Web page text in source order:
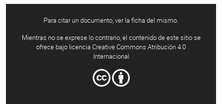
Para citar un documento, ver la ficha del mismo.
Mientras no se exprese lo contrario, el contenido de este sitio se
ofrece bajo licencia Creative Commons Atribución 4.0
Internacional